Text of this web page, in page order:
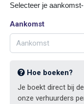
Selecteer je
Aankomst
Hoe boeken?
Je boekt direct bij
onze verhuurders